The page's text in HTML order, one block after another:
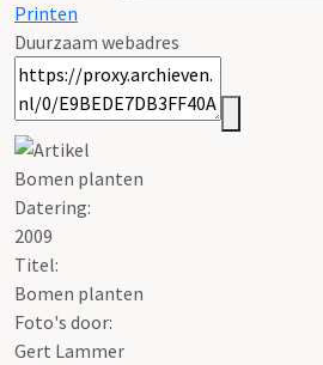
Printen
Duurzaam webadres
Bomen planten
Datering:
2009
Titel:
Bomen planten
Foto's door:
Gert Lammer